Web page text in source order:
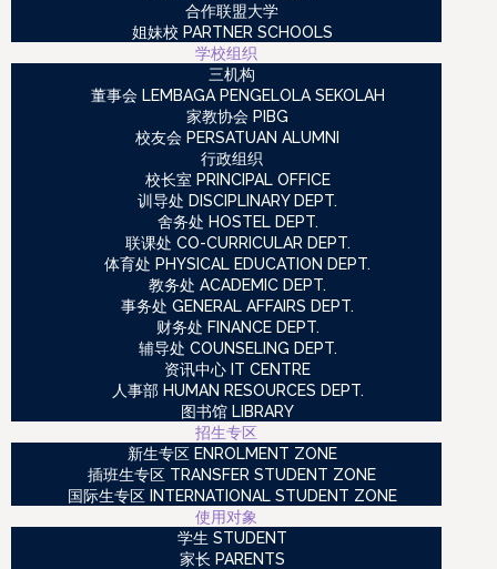
合作联盟大学
姐妹校 PARTNER SCHOOLS
学校组织
三机构
董事会 LEMBAGA PENGELOLA SEKOLAH
家教协会 PIBG
校友会 PERSATUAN ALUMNI
行政组织
校长室 PRINCIPAL OFFICE
训导处 DISCIPLINARY DEPT.
舍务处 HOSTEL DEPT.
联课处 CO-CURRICULAR DEPT.
体育处 PHYSICAL EDUCATION DEPT.
教务处 ACADEMIC DEPT.
事务处 GENERAL AFFAIRS DEPT.
财务处 FINANCE DEPT.
辅导处 COUNSELING DEPT.
资讯中心 IT CENTRE
人事部 HUMAN RESOURCES DEPT.
图书馆 LIBRARY
招生专区
新生专区 ENROLMENT ZONE
插班生专区 TRANSFER STUDENT ZONE
国际生专区 INTERNATIONAL STUDENT ZONE
使用对象
学生 STUDENT
家长 PARENTS